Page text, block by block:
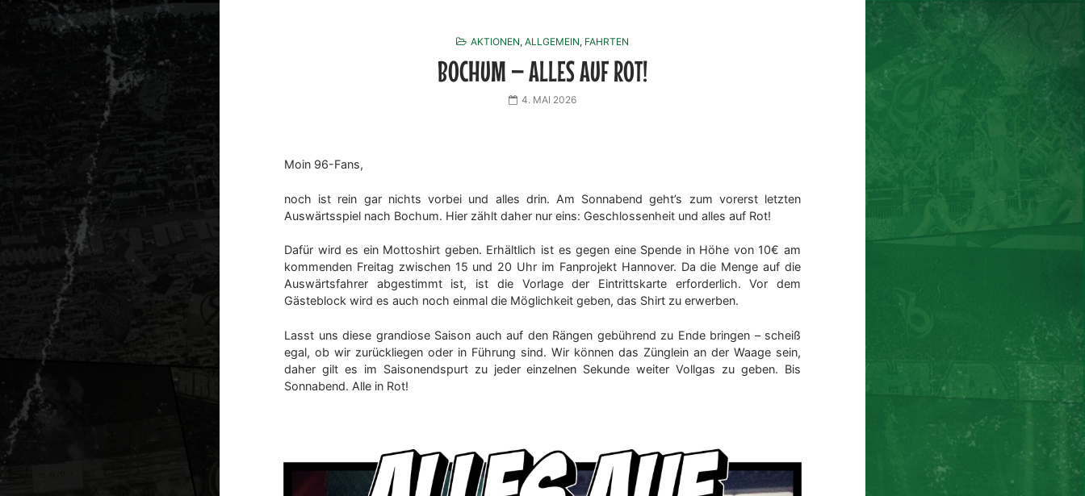
AKTIONEN, ALLGEMEIN, FAHRTEN
BOCHUM – ALLES AUF ROT!
4. MAI 2026
Moin 96-Fans,
noch ist rein gar nichts vorbei und alles drin. Am Sonnabend geht’s zum vorerst letzten
Auswärtsspiel nach Bochum. Hier zählt daher nur eins: Geschlossenheit und alles auf Rot!
Dafür wird es ein Mottoshirt geben. Erhältlich ist es gegen eine Spende in Höhe von 10€ am
kommenden Freitag zwischen 15 und 20 Uhr im Fanprojekt Hannover. Da die Menge auf die
Auswärtsfahrer abgestimmt ist, ist die Vorlage der Eintrittskarte erforderlich. Vor dem
Gästeblock wird es auch noch einmal die Möglichkeit geben, das Shirt zu erwerben.
Lasst uns diese grandiose Saison auch auf den Rängen gebührend zu Ende bringen – scheiß
egal, ob wir zurückliegen oder in Führung sind. Wir können das Zünglein an der Waage sein,
daher gilt es im Saisonendspurt zu jeder einzelnen Sekunde weiter Vollgas zu geben. Bis
Sonnabend. Alle in Rot!